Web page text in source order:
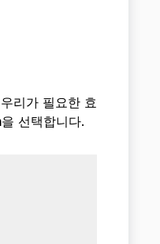
리가 필요한 효
을 선택합니다.